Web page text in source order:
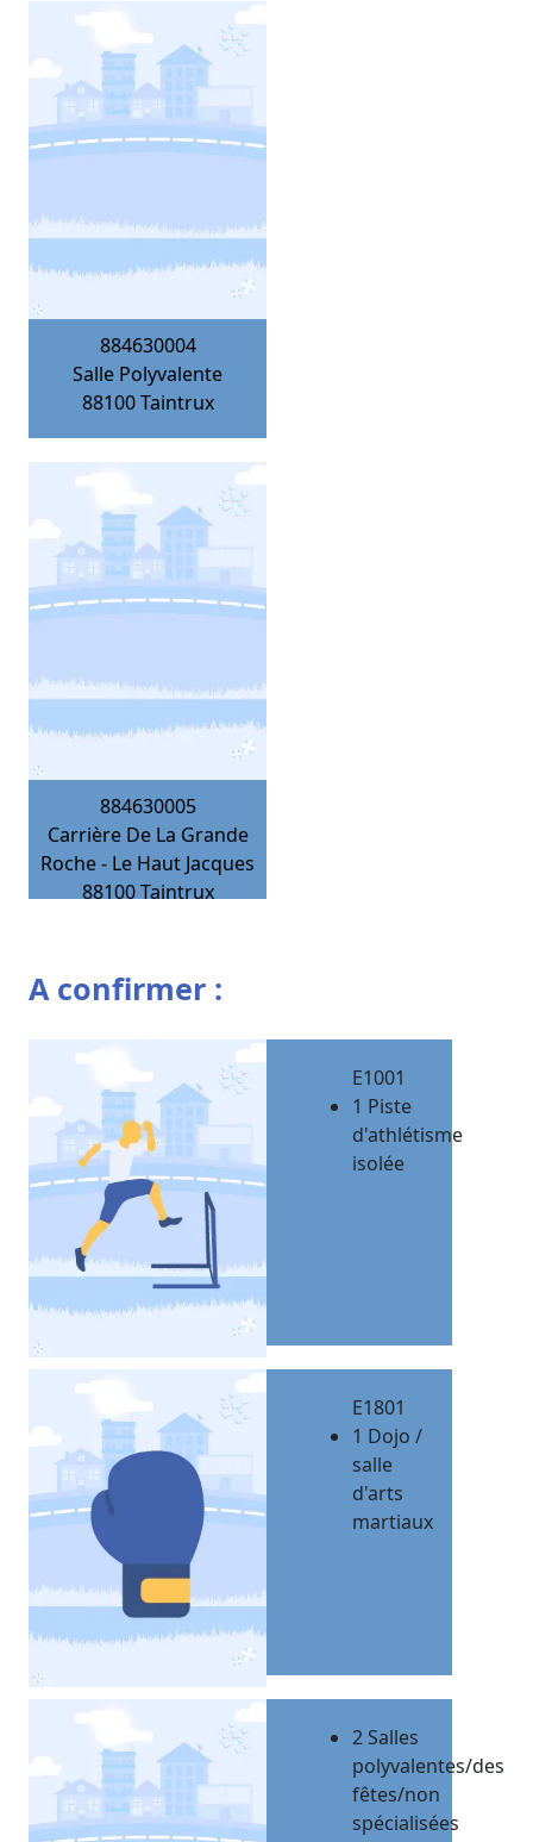
884630004
Salle Polyvalente
88100 Taintrux
884630005
Carrière De La Grande
Roche - Le Haut Jacques
88100 Taintrux
A confirmer :
E1001
1 Piste
d'athlétisme
isolée
E1801
1 Dojo /
salle
d'arts
martiaux
2 Salles
polyvalentes/des
fêtes/non
spécialisées